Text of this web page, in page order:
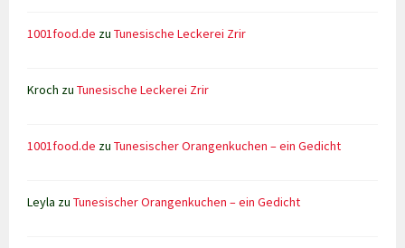
1001food.de zuTunesische Leckerei Zrir
Kroch zuTunesische Leckerei Zrir
1001food.de zuTunesischer Orangenkuchen – ein Gedicht
Leyla zuTunesischer Orangenkuchen – ein Gedicht